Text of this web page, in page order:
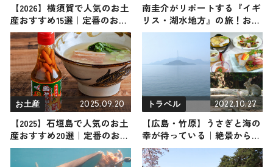
【2026】横須賀で人気のお土
産おすすめ15選｜定番のお菓
子から雑貨、横須賀限定、ば
らまき用まで幅広く紹介
南圭介がリポートする『イギ
リス・湖水地方』の旅！おす
すめ観光スポットやグルメを
紹介 2025年12月20日放送
お土産 2025.09.20
【2025】石垣島で人気のお土
産おすすめ20選｜定番のお菓
子からおしゃれなお土産・ば
らまき用まで幅広く紹介
トラベル 2022.10.27
【広島・竹原】うさぎと海の
幸が待っている｜絶景から癒
しのホテルまで見どころスポ
ット3選